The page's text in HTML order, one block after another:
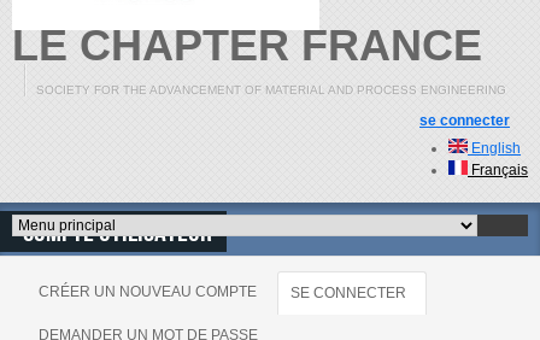
LE CHAPTER FRANCE
SOCIETY FOR THE ADVANCEMENT OF MATERIAL AND PROCESS ENGINEERING
se connecter
English
Français
Menu principal
Compte utilisateur
Onglets principaux
CRÉER UN NOUVEAU COMPTE SE CONNECTER
DEMANDER UN MOT DE PASSE